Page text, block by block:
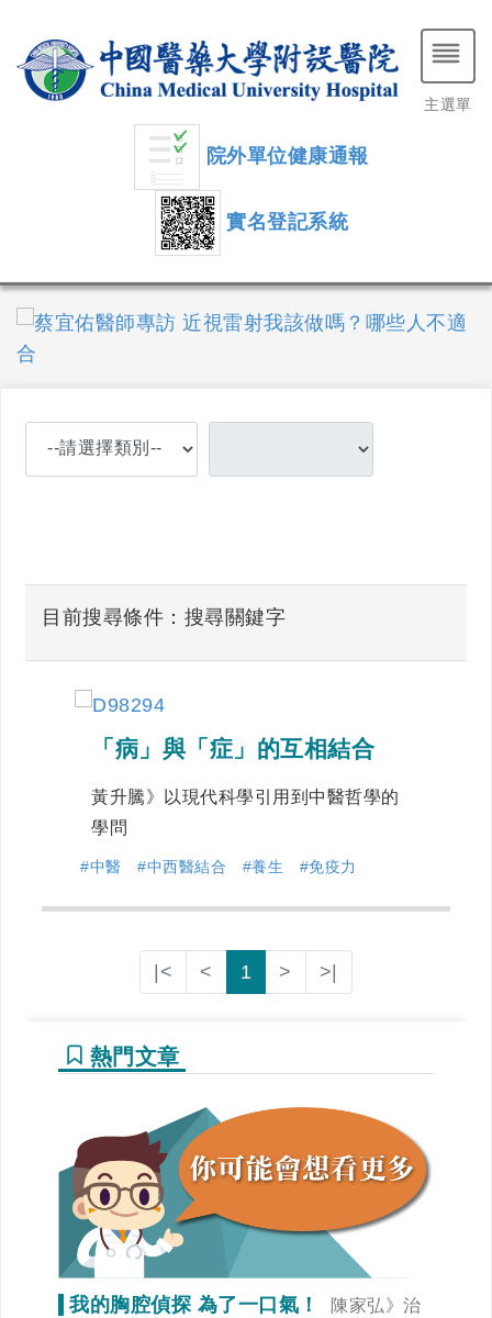
院外單位健康通報
實名登記系統
主選單
目前搜尋條件：搜尋關鍵字
「病」與「症」的互相結合
黃升騰》以現代科學引用到中醫哲學的
學問
#中醫 #中西醫結合 #養生 #免疫力
|< < 1 > >|
熱門文章
我的胸腔偵探 為了一口氣！
陳家弘》治